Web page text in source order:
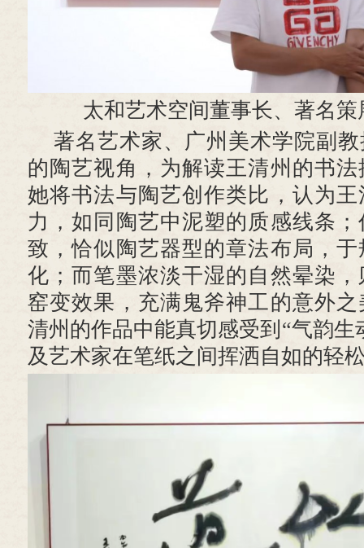
太和艺术空间董事长、著名
著名艺术家、广州美术学院副
的陶艺视角，为解读王清州的书
她将书法与陶艺创作类比，认为
力，如同陶艺中泥塑的质感线条
致，恰似陶艺器型的章法布局，
化；而笔墨浓淡干湿的自然晕染
窑变效果，充满鬼斧神工的意外
清州的作品中能真切感受到“气韵生
及艺术家在笔纸之间挥洒自如的轻